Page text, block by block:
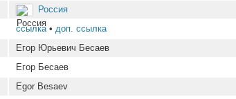
Россия
ссылка• доп. ссылка
Егор Юрьевич Бесаев
Егор Бесаев
Egor Besaev